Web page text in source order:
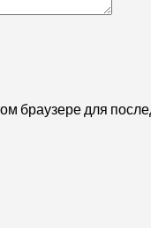
браузере для